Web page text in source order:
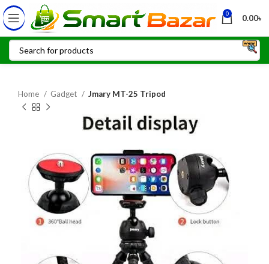
0 0.00৳
Home Gadget Jmary MT-25 Tripod